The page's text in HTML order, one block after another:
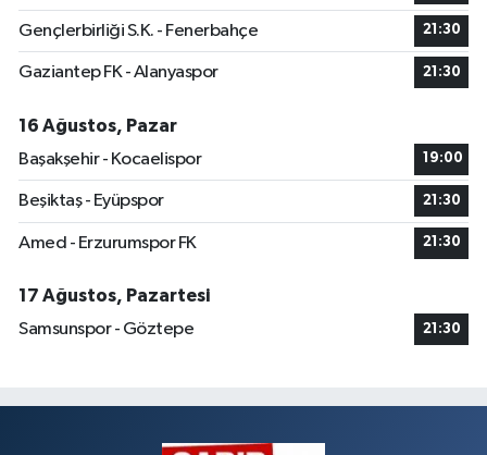
Gençlerbirliği S.K. - Fenerbahçe 21:30
Gaziantep FK - Alanyaspor 21:30
16 Ağustos, Pazar
Başakşehir - Kocaelispor
19:00
Beşiktaş - Eyüpspor 21:30
Amed - Erzurumspor FK 21:30
17 Ağustos, Pazartesi
Samsunspor - Göztepe
21:30